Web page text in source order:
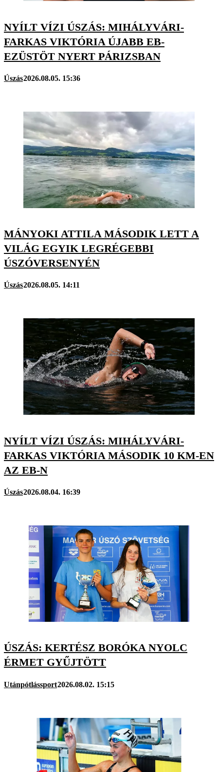
NYÍLT VÍZI ÚSZÁS: MIHÁLYVÁRI-
FARKAS VIKTÓRIA ÚJABB EB-
EZÜSTÖT NYERT PÁRIZSBAN
Úszás2026.08.05. 15:36
MÁNYOKI ATTILA MÁSODIK LETT A
VILÁG EGYIK LEGRÉGEBBI
ÚSZÓVERSENYÉN
Úszás2026.08.05. 14:11
NYÍLT VÍZI ÚSZÁS: MIHÁLYVÁRI-
FARKAS VIKTÓRIA MÁSODIK 10 KM-EN
AZ EB-N
Úszás2026.08.04. 16:39
ÚSZÁS: KERTÉSZ BORÓKA NYOLC
ÉRMET GYŰJTÖTT
Utánpótlássport2026.08.02. 15:15